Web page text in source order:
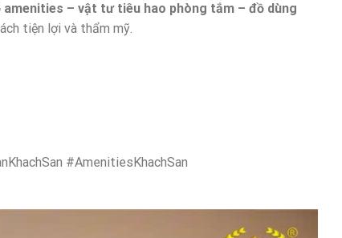
amenities – vật tư tiêu hao phòng tắm – đồ dùng
tiện lợi và thẩm mỹ.
#AmenitiesKhachSan